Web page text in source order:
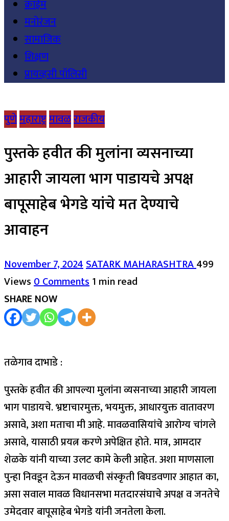
क्राईम
मनोरंजन
सामाजिक
शिक्षण
प्रायव्हसी पॉलिसी
पुणेमहाराष्ट्रमावळराजकीय
पुस्तके हवीत की मुलांना व्यसनाच्या
आहारी जायला भाग पाडायचे अपक्ष
बापूसाहेब भेगडे यांचे मत देण्याचे
आवाहन
November 7, 2024SATARK MAHARASHTRA499
Views0 Comments1 min read
SHARE NOW
तळेगाव दाभाडे :
पुस्तके हवीत की आपल्या मुलांना व्यसनाच्या आहारी जायला
भाग पाडायचे. भ्रष्टाचारमुक्त, भयमुक्त, आधारयुक्त वातावरण
असावे, अशा मताचा मी आहे. मावळवासियांचे आरोग्य चांगले
असावे, यासाठी प्रयत्न करणे अपेक्षित होते. मात्र, आमदार
शेळके यांनी याच्या उलट कामे केली आहेत. अशा माणसाला
पुन्हा निवडून देऊन मावळची संस्कृती बिघडवणार आहात का,
असा सवाल मावळ विधानसभा मतदारसंघाचे अपक्ष व जनतेचे
उमेदवार बापूसाहेब भेगडे यांनी जनतेला केला.